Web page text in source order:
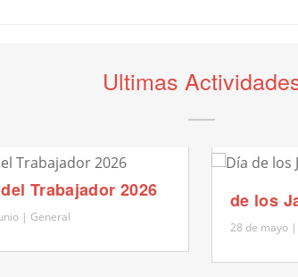
Ultimas
Trabajador 2026
| General
de los
28 de mayo